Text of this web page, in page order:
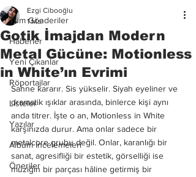
Tüm Gönderiler
Haberler
Yeni Çıkanlar
Röportajlar
Listeler
Yazılar
Albüm İncelemeleri
Öneriler
Gotik İmajdan Modern
Metal Gücüne: Motionless
in White’ın Evrimi
Ezgi Cibooğlu
1 Mar
Sahne kararır. Sis yükselir. Siyah eyeliner ve
dramatik ışıklar arasında, binlerce kişi aynı
anda titrer. İşte o an, Motionless in White
karşınızda durur. Ama onlar sadece bir
metalcore grubu değil. Onlar, karanlığı bir
sanat, agresifliği bir estetik, görselliği ise
müziğin bir parçası hâline getirmiş bir